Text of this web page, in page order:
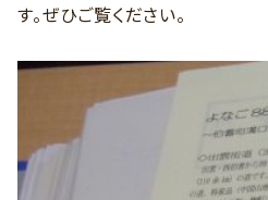
す。ぜひご覧ください。